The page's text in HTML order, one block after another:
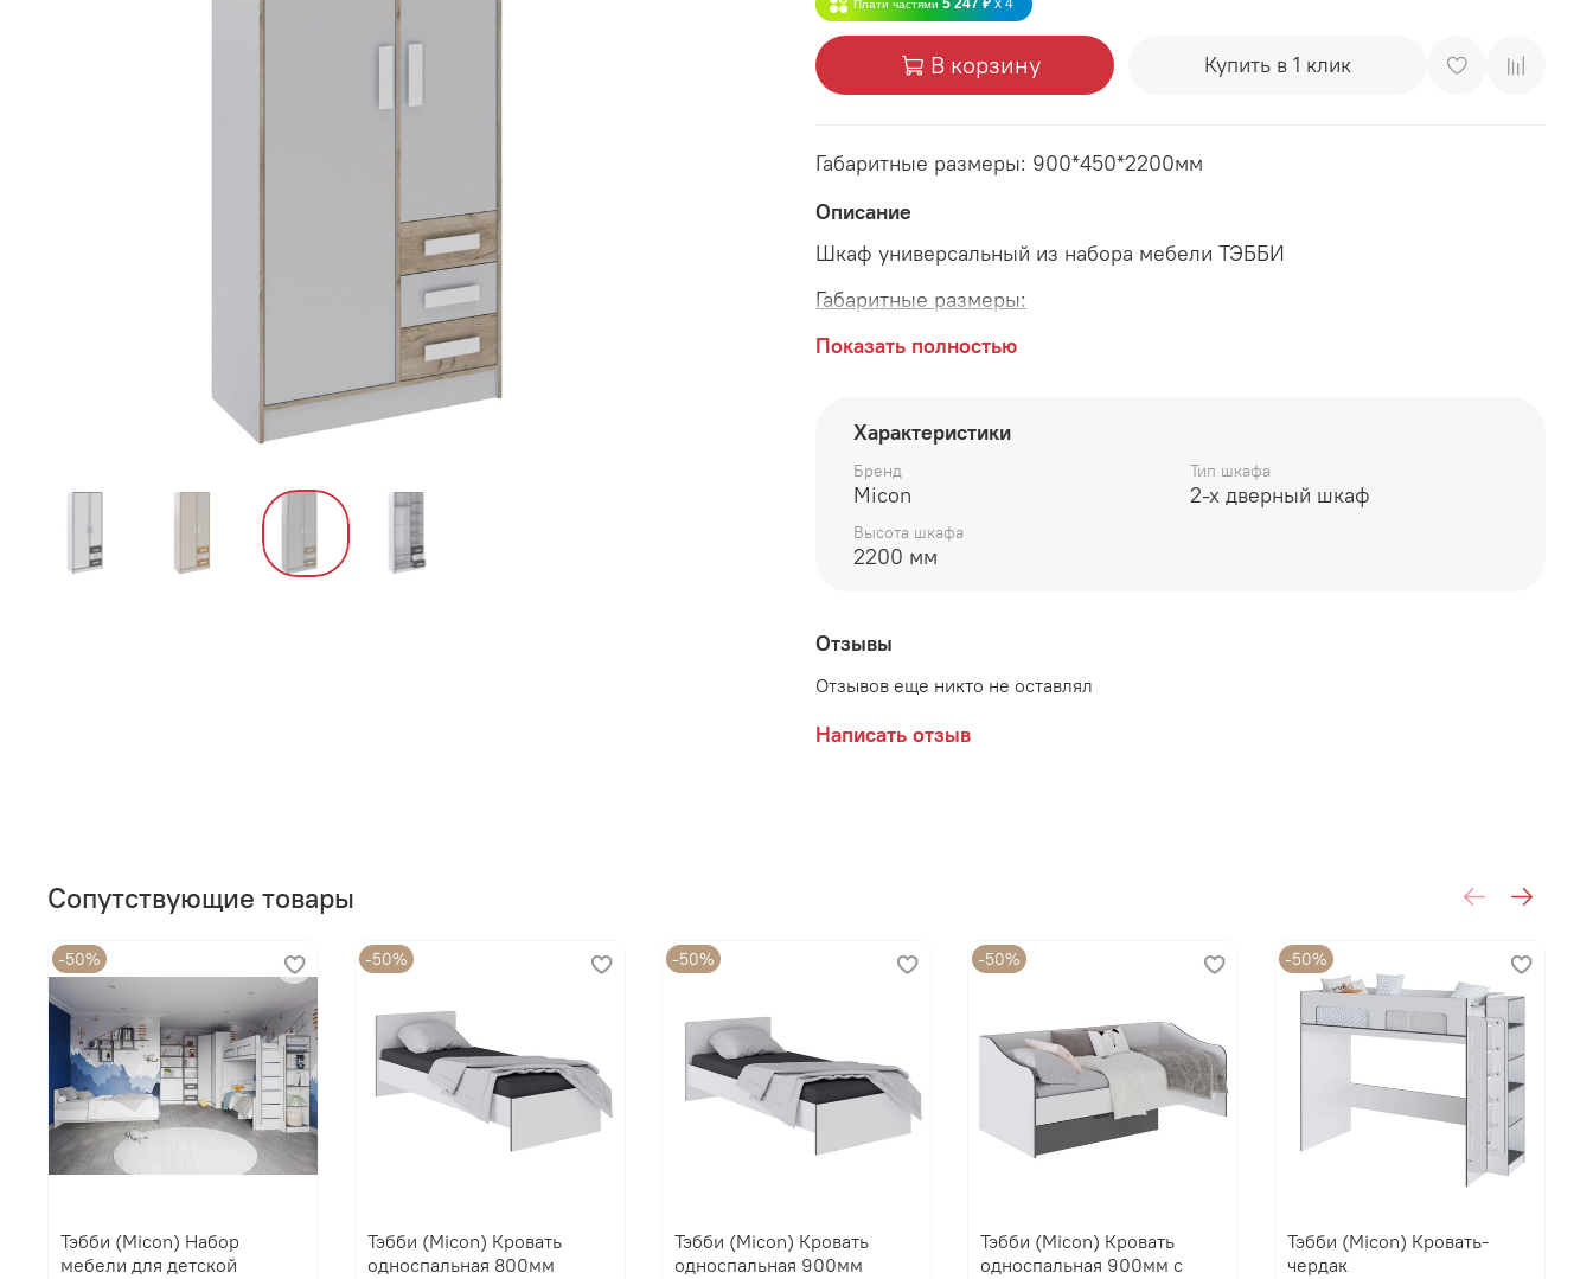
Плати частями 5 247 ₽ x 4
В корзину Купить в 1 клик
Габаритные размеры: 900*450*2200мм
Описание
Шкаф универсальный из набора мебели ТЭББИ
Габаритные размеры:
длина 900 мм
высота 2200 мм
Цвет:
ЛДСП Белый с тиснением "Древесные поры" / ЛДСП Графит Серый
Показать полностью
Характеристики
Бренд
Micon
Тип шкафа
2-х дверный шкаф
Высота шкафа
2200 мм
Отзывы
Отзывов еще никто не оставлял
Написать отзыв
Сопутствующие товары
-50%
Тэбби (Micon) Набор
мебели для детской
-50%
Тэбби (Micon) Кровать
односпальная 800мм
-50%
Тэбби (Micon) Кровать
односпальная 900мм
-50%
Тэбби (Micon) Кровать
односпальная 900мм с
-50%
Тэбби (Micon) Кровать-
чердак